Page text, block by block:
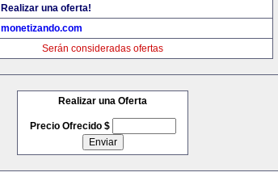
Realizar una oferta!
monetizando.com
Serán consideradas ofertas
Realizar una Oferta
Precio Ofrecido $